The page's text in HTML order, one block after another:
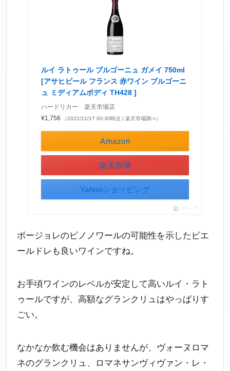
ルイ ラトゥール ブルゴーニュ ガメイ 750ml
[アサヒビール フランス 赤ワイン ブルゴーニ
ュ ミディアムボディ TH428 ]
ハードリカー 楽天市場店
¥1,756
（2022/12/17 00:30時点 | 楽天市場調べ）
Amazon
楽天市場
Yahooショッピング
ポチップ
ボージョレのピノノワールの可能性を示したピエ
ールドレも良いワインですね。
お手頃ワインのレベルが安定して高いルイ・ラト
ゥールですが、高額なグランクリュはやっぱりす
ごい。
なかなか飲む機会はありませんが、ヴォーヌロマ
ネのグランクリュ、ロマネサンヴィヴァン・レ・